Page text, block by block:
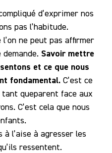
d’exprimer nos
pas l’habitude.
ne peut pas affirmer
Savoir mettre
et ce que nous
fondamental. C’est ce
queparent face aux
C’est cela que nous
à l’aise à agresser les
ressentent.